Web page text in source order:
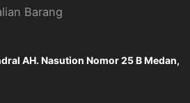
Barang
AH. Nasution Nomor 25 B Medan,